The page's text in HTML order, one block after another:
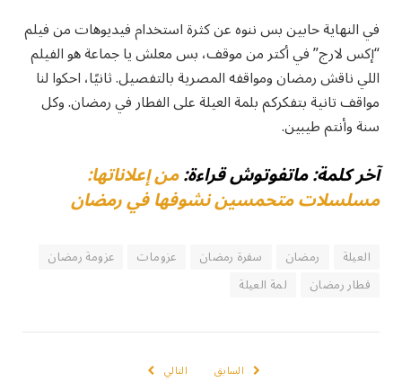
في النهاية حابين بس ننوه عن كثرة استخدام فيديوهات من فيلم
“إكس لارج” في أكتر من موقف، بس معلش يا جماعة هو الفيلم
اللي ناقش رمضان ومواقفه المصرية بالتفصيل. ثانيًا، احكوا لنا
مواقف تانية بتفكركم بلمة العيلة على الفطار في رمضان. وكل
سنة وأنتم طيبين.
آخر كلمة: ماتفوتوش قراءة:من إعلاناتها:
مسلسلات متحمسين نشوفها في رمضان
العيلة رمضان سفرة رمضان عزومات
عزومة رمضان
فطار رمضان
لمة العيلة
السابق التالي